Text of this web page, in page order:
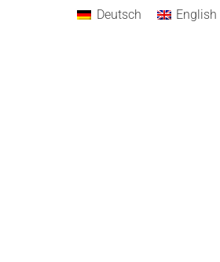
Deutsch English